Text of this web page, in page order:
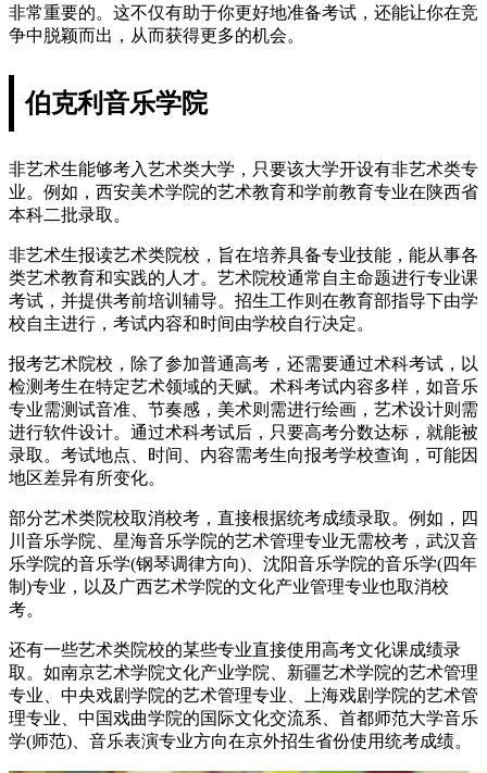
非常重要的。这不仅有助于你更好地准备考试，还能让你在竞
争中脱颖而出，从而获得更多的机会。
伯克利音乐学院
非艺术生能够考入艺术类大学，只要该大学开设有非艺术类专
业。例如，西安美术学院的艺术教育和学前教育专业在陕西省
本科二批录取。
非艺术生报读艺术类院校，旨在培养具备专业技能，能从事各
类艺术教育和实践的人才。艺术院校通常自主命题进行专业课
考试，并提供考前培训辅导。招生工作则在教育部指导下由学
校自主进行，考试内容和时间由学校自行决定。
报考艺术院校，除了参加普通高考，还需要通过术科考试，以
检测考生在特定艺术领域的天赋。术科考试内容多样，如音乐
专业需测试音准、节奏感，美术则需进行绘画，艺术设计则需
进行软件设计。通过术科考试后，只要高考分数达标，就能被
录取。考试地点、时间、内容需考生向报考学校查询，可能因
地区差异有所变化。
部分艺术类院校取消校考，直接根据统考成绩录取。例如，四
川音乐学院、星海音乐学院的艺术管理专业无需校考，武汉音
乐学院的音乐学(钢琴调律方向)、沈阳音乐学院的音乐学(四年
制)专业，以及广西艺术学院的文化产业管理专业也取消校
考。
还有一些艺术类院校的某些专业直接使用高考文化课成绩录
取。如南京艺术学院文化产业学院、新疆艺术学院的艺术管理
专业、中央戏剧学院的艺术管理专业、上海戏剧学院的艺术管
理专业、中国戏曲学院的国际文化交流系、首都师范大学音乐
学(师范)、音乐表演专业方向在京外招生省份使用统考成绩。